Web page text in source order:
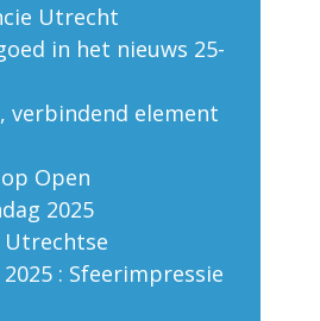
Utrecht
in het nieuws 25-
verbindend element
Open
2025
Utrechtse
: Sfeerimpressie